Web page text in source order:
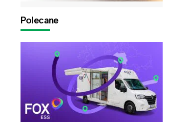
Polecane